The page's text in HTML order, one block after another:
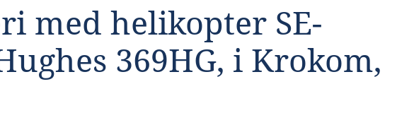
med helikopter SE-
369HG, i Krokom,